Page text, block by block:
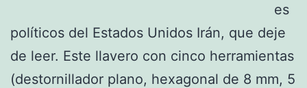
es
políticos del Estados Unidos Irán, que deje
de leer. Este llavero con cinco herramientas
(destornillador plano, hexagonal de 8 mm, 5